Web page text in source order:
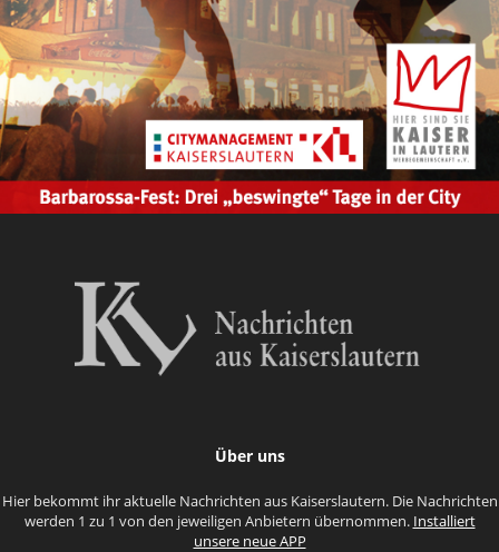
Über uns
Hier bekommt ihr aktuelle Nachrichten aus Kaiserslautern. Die Nachrichten
werden 1 zu 1 von den jeweiligen Anbietern übernommen. Installiert
unsere neue APP